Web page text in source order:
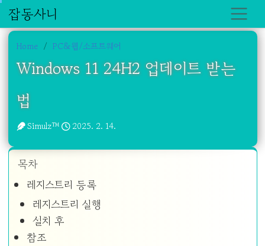
잡동사니
Home PC&웹/소프트웨어
Windows 11 24H2 업데이트 받는
법
Simulz™ 2025. 2. 14.
목차
레지스트리 등록
레지스트리 실행
설치 후
참조